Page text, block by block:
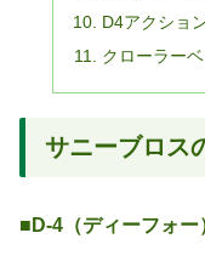
D4アクショ
クローラー
サニーブロス
■D-4（ディーフォー